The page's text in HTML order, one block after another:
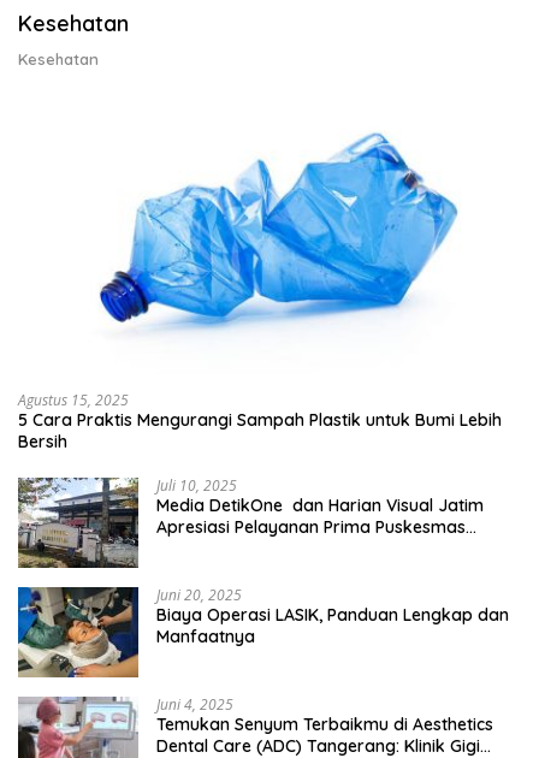
Kesehatan
Kesehatan
Agustus 15, 2025
5 Cara Praktis Mengurangi Sampah Plastik untuk Bumi Lebih
Bersih
Juli 10, 2025
Media DetikOne dan Harian Visual Jatim
Apresiasi Pelayanan Prima Puskesmas
Juni 20, 2025
Biaya Operasi LASIK, Panduan Lengkap dan
Manfaatnya
Juni 4, 2025
Temukan Senyum Terbaikmu di Aesthetics
Dental Care (ADC) Tangerang: Klinik Gigi